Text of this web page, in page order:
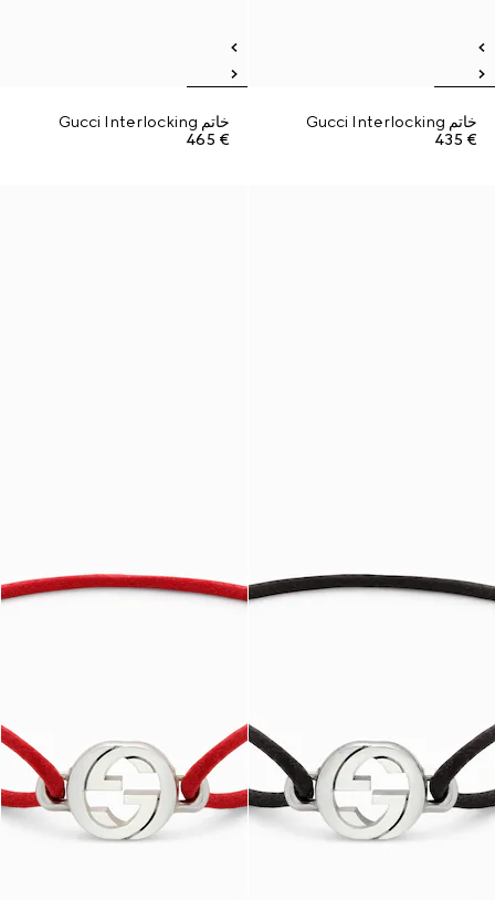
خاتم Gucci Interlocking
€ 435
خاتم Gucci Interlocking
€ 465